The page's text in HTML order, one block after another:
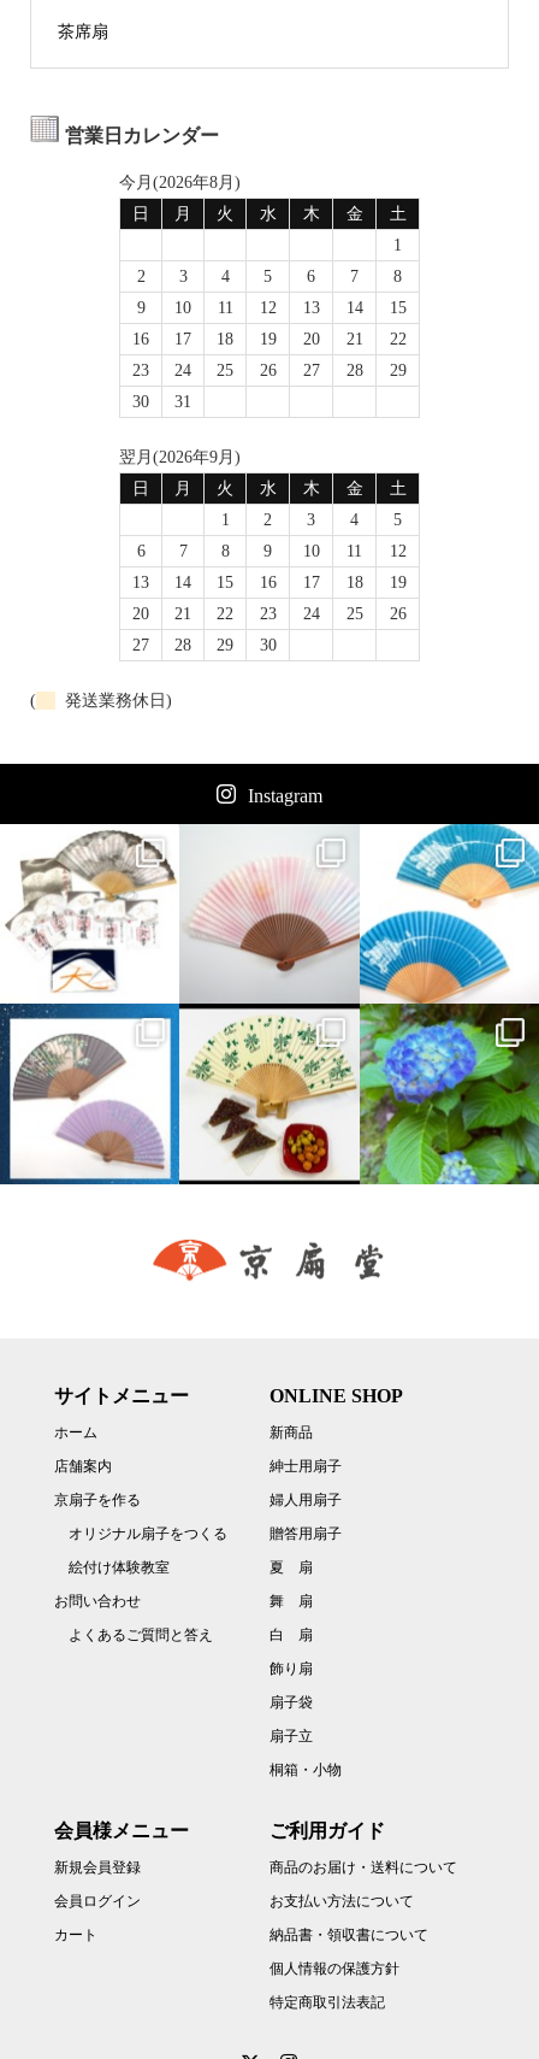
茶席扇
営業日カレンダー
今月(2026年8月)
日
月 火 水 木 金
土
1
2
3 4 5 6 7
8
9
10 11 12 13 14
15
16
17 18 19 20 21
22
23
24 25 26 27 28
29
30
31
翌月(2026年9月)
日
月 火 水 木 金
土
1
2 3 4
5
6
7 8 9 10 11
12
13
14 15 16 17 18
19
20
21 22 23 24 25
26
27
28 29 30
( 発送業務休日)
Instagram
サイトメニュー
ホーム
店舗案内
京扇子を作る
オリジナル扇子をつくる
絵付け体験教室
お問い合わせ
よくあるご質問と答え
ONLINE SHOP
新商品
紳士用扇子
婦人用扇子
贈答用扇子
夏 扇
舞 扇
白 扇
飾り扇
扇子袋
扇子立
桐箱・小物
会員様メニュー
新規会員登録
会員ログイン
カート
ご利用ガイド
商品のお届け・送料について
お支払い方法について
納品書・領収書について
個人情報の保護方針
特定商取引法表記